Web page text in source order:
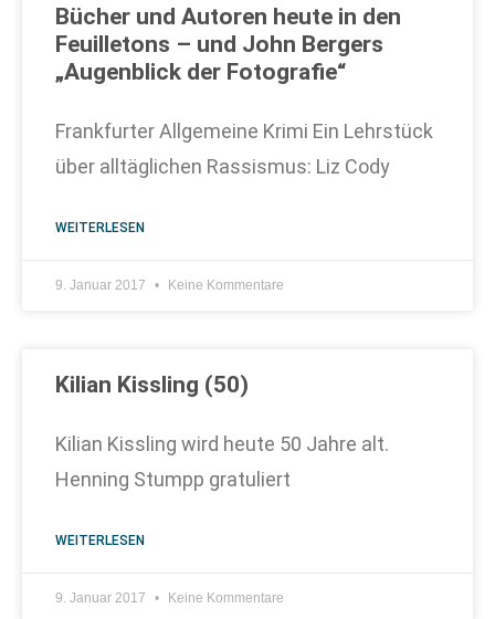
Bücher und Autoren heute in den
Feuilletons – und John Bergers
„Augenblick der Fotografie“
Frankfurter Allgemeine Krimi Ein Lehrstück
über alltäglichen Rassismus: Liz Cody
WEITERLESEN
9. Januar 2017 Keine Kommentare
Kilian Kissling (50)
Kilian Kissling wird heute 50 Jahre alt.
Henning Stumpp gratuliert
WEITERLESEN
9. Januar 2017 Keine Kommentare